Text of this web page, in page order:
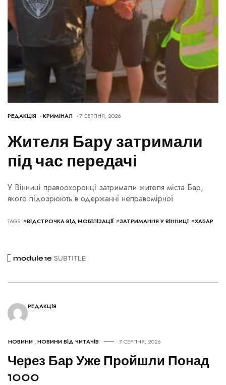
РЕДАКЦІЯ -КРИМІНАЛ - 7 СЕРПНЯ, 2026
Жителя Бару затримали
під час передачі
У Вінниці правоохоронці затримали жителя міста Бар,
якого підозрюють в одержанні неправомірної
TAGS: #ВІДСТРОЧКА ВІД МОБІЛІЗАЦІЇ #ЗАТРИМАННЯ У ВІННИЦІ #ХАБАР
module 1e SUBTITLE
РЕДАКЦІЯ
НОВИНИ ,НОВИНИ ВІД ЧИТАЧІВ 7 СЕРПНЯ, 2026
Через Бар Уже Пройшли Понад
1000